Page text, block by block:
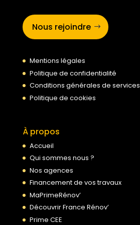
Nous rejoindre
Mentions légales
Politique de confidentialité
Conditions générales de services
Politique de cookies
À propos
Accueil
Qui sommes nous ?
Nos agences
Financement de vos travaux
MaPrimeRénov’
Découvrir France Rénov’
Prime CEE